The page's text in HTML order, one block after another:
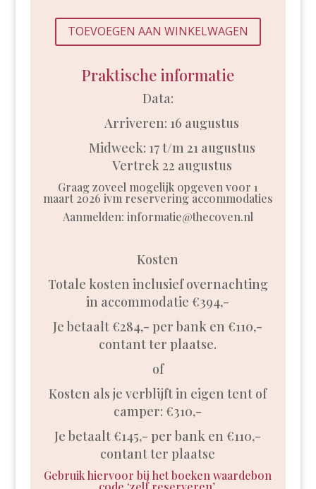
TOEVOEGEN AAN WINKELWAGEN
Praktische informatie
Data:
Arriveren: 16 augustus
Midweek: 17 t/m 21 augustus
Vertrek 22 augustus
Graag zoveel mogelijk opgeven voor 1
maart 2026 ivm reservering accommodaties
Aanmelden: informatie@thecoven.nl
Kosten
Totale kosten inclusief overnachting
in accommodatie €394,-
Je betaalt €284,- per bank en €110,-
contant ter plaatse.
of
Kosten als je verblijft in eigen tent of
camper: €310,-
Je betaalt €145,- per bank en €110,-
contant ter plaatse
Gebruik hiervoor bij het boeken waardebon